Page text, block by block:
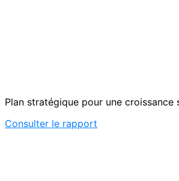
Plan stratégique pour une croissance
Consulter le rapport